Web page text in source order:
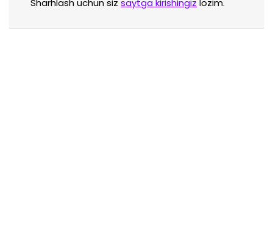
Sharhlash uchun siz saytga kirishingiz lozim.